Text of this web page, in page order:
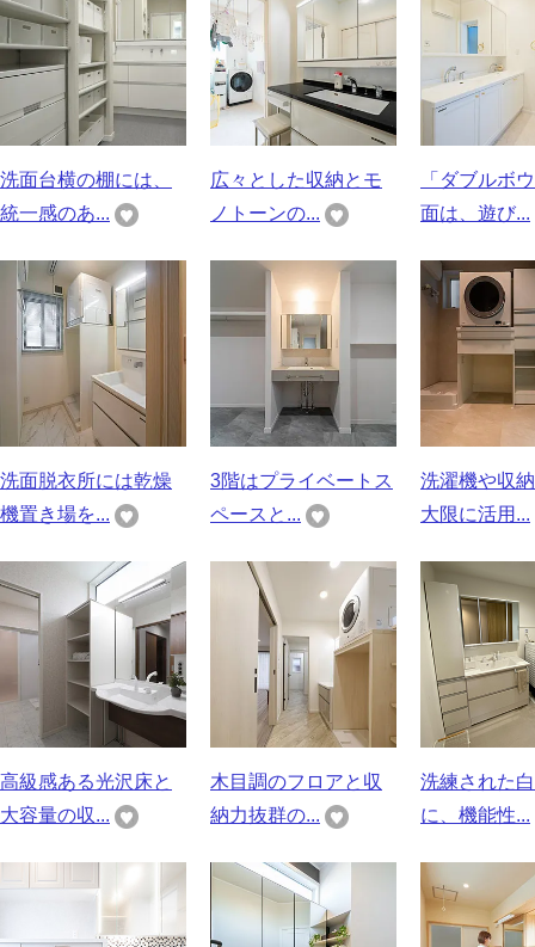
洗面台横の棚には、
統一感のあ...
広々とした収納とモ
ノトーンの...
「ダブルボ
面は、遊び...
洗面脱衣所には乾燥
機置き場を...
3階はプライベートス
ペースと...
洗濯機や収
大限に活用...
高級感ある光沢床と
大容量の収...
木目調のフロアと収
納力抜群の...
洗練された
に、機能性...